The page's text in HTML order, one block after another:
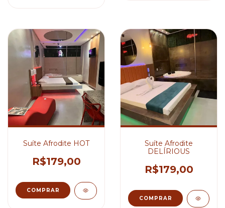
Suíte Afrodite HOT
R$179,00
COMPRAR
Suíte Afrodite
DELÍRIOUS
R$179,00
COMPRAR